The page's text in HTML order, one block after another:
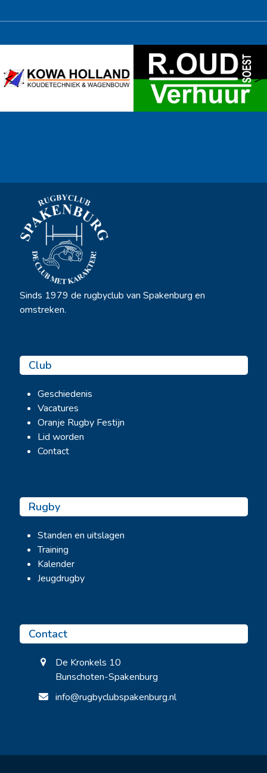
< >
Sinds 1979 de rugbyclub van Spakenburg en
omstreken.
Club
Geschiedenis
Vacatures
Oranje Rugby Festijn
Lid worden
Contact
Rugby
Standen en uitslagen
Training
Kalender
Jeugdrugby
Contact
De Kronkels 10
Bunschoten-Spakenburg
info@rugbyclubspakenburg.nl